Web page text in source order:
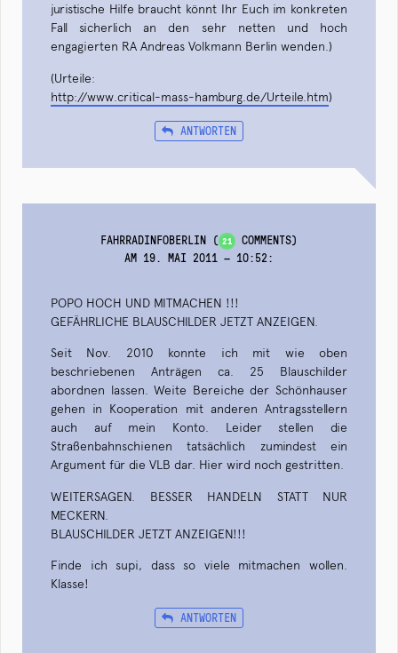
juristische Hilfe braucht könnt Ihr Euch im konkreten
Fall sicherlich an den sehr netten und hoch
engagierten RA Andreas Volkmann Berlin wenden.)
(Urteile:
http://www.critical-mass-hamburg.de/Urteile.htm)
ANTWORTEN
FAHRRADINFOBERLIN ( 21
COMMENTS)
AM 19. MAI 2011 — 10:52:
POPO HOCH UND MITMACHEN !!!
GEFÄHRLICHE BLAUSCHILDER JETZT ANZEIGEN.
Seit Nov. 2010 konnte ich mit wie oben
beschriebenen Anträgen ca. 25 Blauschilder
abordnen lassen. Weite Bereiche der Schönhauser
gehen in Kooperation mit anderen Antragsstellern
auch auf mein Konto. Leider stellen die
Straßenbahnschienen tatsächlich zumindest ein
Argument für die VLB dar. Hier wird noch gestritten.
WEITERSAGEN. BESSER HANDELN STATT NUR
MECKERN.
BLAUSCHILDER JETZT ANZEIGEN!!!
Finde ich supi, dass so viele mitmachen wollen.
Klasse!
ANTWORTEN